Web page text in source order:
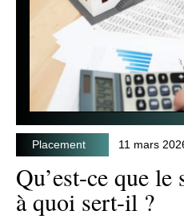
Placement 11 mars
Qu’est-ce que le
à quoi sert-il ?